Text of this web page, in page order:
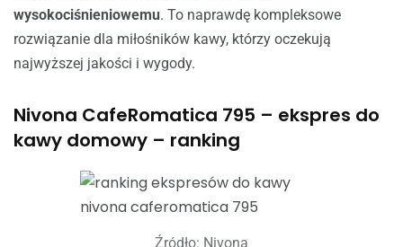
wysokociśnieniowemu. To naprawdę kompleksowe
rozwiązanie dla miłośników kawy, którzy oczekują
najwyższej jakości i wygody.
Nivona CafeRomatica 795 – ekspres do
kawy domowy – ranking
Źródło: Nivona